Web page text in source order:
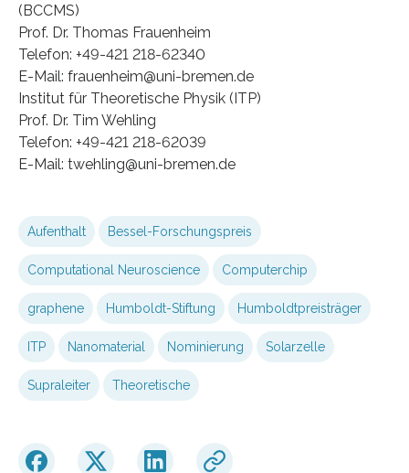
(BCCMS)
Prof. Dr. Thomas Frauenheim
Telefon: +49-421 218-62340
E-Mail: frauenheim@uni-bremen.de
Institut für Theoretische Physik (ITP)
Prof. Dr. Tim Wehling
Telefon: +49-421 218-62039
E-Mail: twehling@uni-bremen.de
Aufenthalt Bessel-Forschungspreis
Computational Neuroscience Computerchip
graphene Humboldt-Stiftung Humboldtpreisträger
ITP Nanomaterial Nominierung Solarzelle
Supraleiter Theoretische